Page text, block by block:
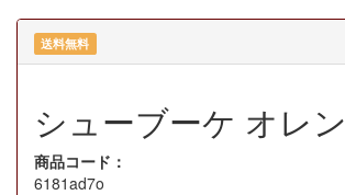
送料無料
シューブーケ オレ
商品コード：
6181ad7o